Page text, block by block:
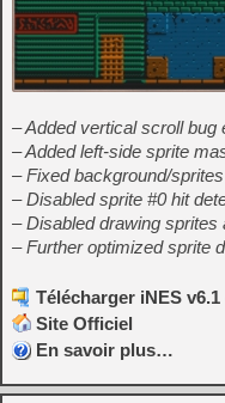
– Added vertical scroll
– Added left-side sprite
– Fixed background/
– Disabled sprite #0 hit
– Disabled drawing sprites
– Further optimized sprite
Télécharger iNES v6.1
Site Officiel
En savoir plus…